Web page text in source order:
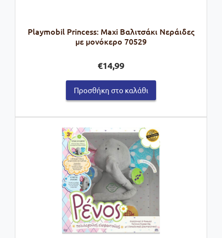
Playmobil Princess: Maxi Βαλιτσάκι Νεράιδες
με μονόκερο 70529
€14,99
Προσθήκη στο καλάθι